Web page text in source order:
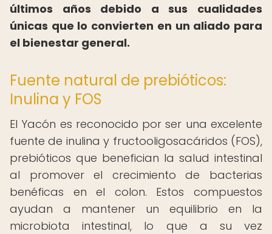
últimos años debido a sus cualidades
únicas que lo convierten en un aliado para
el bienestar general.
Fuente natural de prebióticos:
Inulina y FOS
El Yacón es reconocido por ser una excelente
fuente de inulina y fructooligosacáridos (FOS),
prebióticos que benefician la salud intestinal
al promover el crecimiento de bacterias
benéficas en el colon. Estos compuestos
ayudan a mantener un equilibrio en la
microbiota intestinal, lo que a su vez